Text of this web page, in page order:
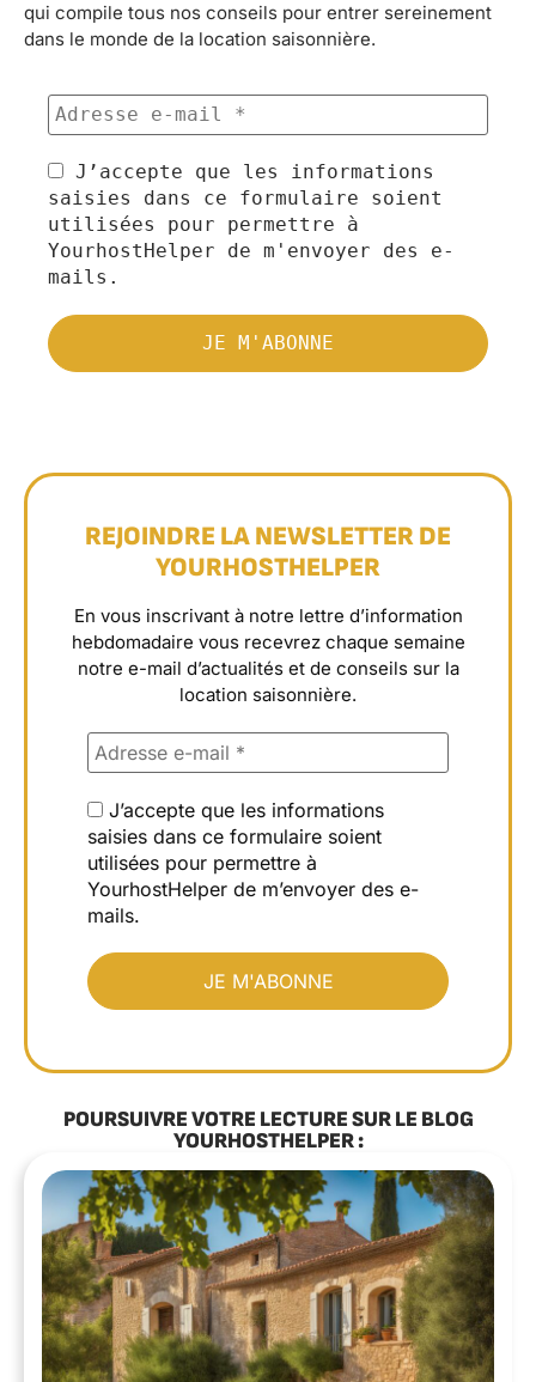
qui compile tous nos conseils pour entrer sereinement
dans le monde de la location saisonnière.
J’accepte que les informations
saisies dans ce formulaire soient
utilisées pour permettre à
YourhostHelper de m'envoyer des e-
mails.
REJOINDRE LA NEWSLETTER DE
YOURHOSTHELPER
En vous inscrivant à notre lettre d’information
hebdomadaire vous recevrez chaque semaine
notre e-mail d’actualités et de conseils sur la
location saisonnière.
J’accepte que les informations
saisies dans ce formulaire soient
utilisées pour permettre à
YourhostHelper de m’envoyer des e-
mails.
POURSUIVRE VOTRE LECTURE SUR LE BLOG
YOURHOSTHELPER :